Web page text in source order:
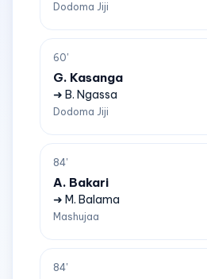
Dodoma Jiji
60'
G. Kasanga
➜ B. Ngassa
Dodoma Jiji
84'
A. Bakari
➜ M. Balama
Mashujaa
84'